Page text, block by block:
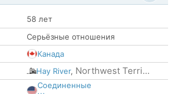
58 лет
Серьёзные отношения
Канада
Hay River, Northwest Terri...
Соединенные